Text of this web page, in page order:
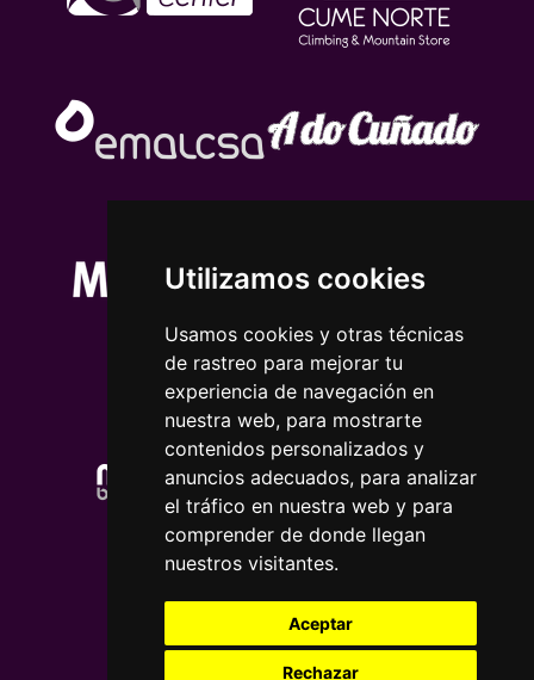
Utilizamos cookies
Usamos cookies y otras técnicas
de rastreo para mejorar tu
experiencia de navegación en
nuestra web, para mostrarte
contenidos personalizados y
anuncios adecuados, para analizar
el tráfico en nuestra web y para
comprender de donde llegan
nuestros visitantes.
Aceptar
Rechazar